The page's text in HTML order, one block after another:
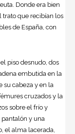
Donde era bien
que recibían los
de España, con
piso desnudo, dos
embutida en la
su cabeza y en la
cruzados y la
sobre el frío y
pantalón y una
el alma lacerada,